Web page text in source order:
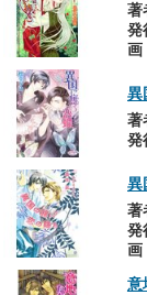
著
発
画
異
著
発
異
著
発
画
意